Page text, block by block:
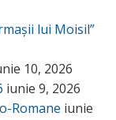
lui Moisil”
10, 2026
iunie 9, 2026
Romane iunie